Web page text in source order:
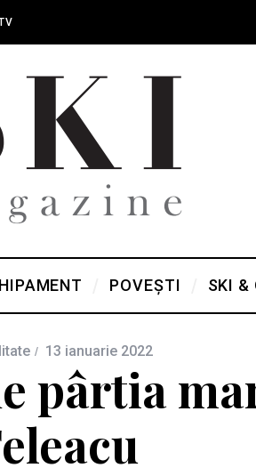
POVEȘTI SKI &
13 ianuarie 2022
pârtia